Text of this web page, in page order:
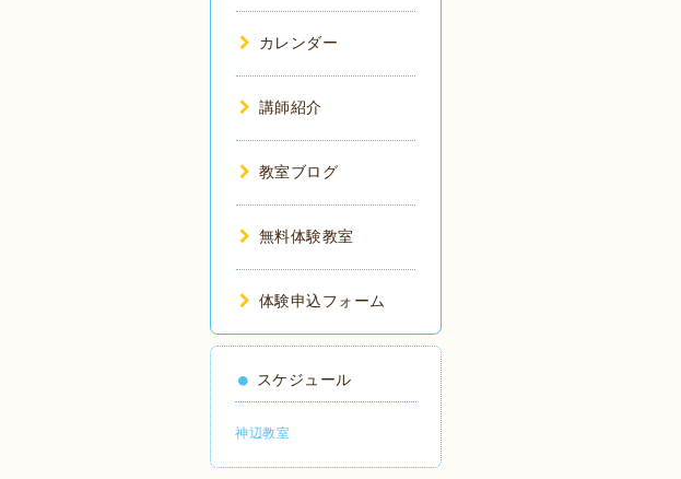
カレンダー
講師紹介
教室ブログ
無料体験教室
体験申込フォーム
スケジュール
神辺教室